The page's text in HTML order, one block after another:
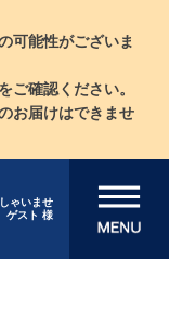
可能性がございま
ご確認ください。
お届けはできませ
ゃいませ
ゲスト 様
メニューを開